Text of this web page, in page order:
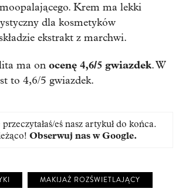
Krem ma lekki
dla kosmetyków
ekstrakt z marchwi.
ma on ocenę 4,6/5 gwiazdek. W
to 4,6/5 gwiazdek.
eś nasz artykuł do końca.
Obserwuj nas w Google.
MAKIJAŻ ROZŚWIETLAJĄCY